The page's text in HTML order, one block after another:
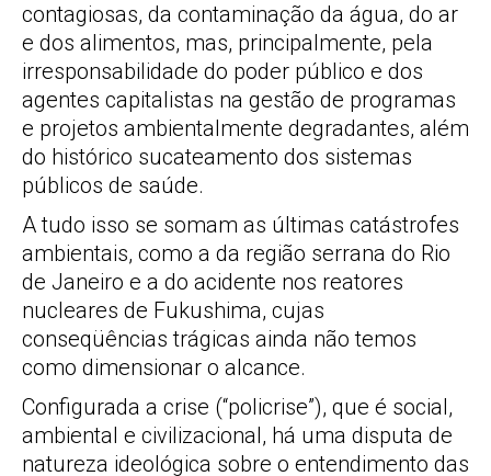
contagiosas, da contaminação da água, do ar
e dos alimentos, mas, principalmente, pela
irresponsabilidade do poder público e dos
agentes capitalistas na gestão de programas
e projetos ambientalmente degradantes, além
do histórico sucateamento dos sistemas
públicos de saúde.
A tudo isso se somam as últimas catástrofes
ambientais, como a da região serrana do Rio
de Janeiro e a do acidente nos reatores
nucleares de Fukushima, cujas
conseqüências trágicas ainda não temos
como dimensionar o alcance.
Configurada a crise (“policrise”), que é social,
ambiental e civilizacional, há uma disputa de
natureza ideológica sobre o entendimento das